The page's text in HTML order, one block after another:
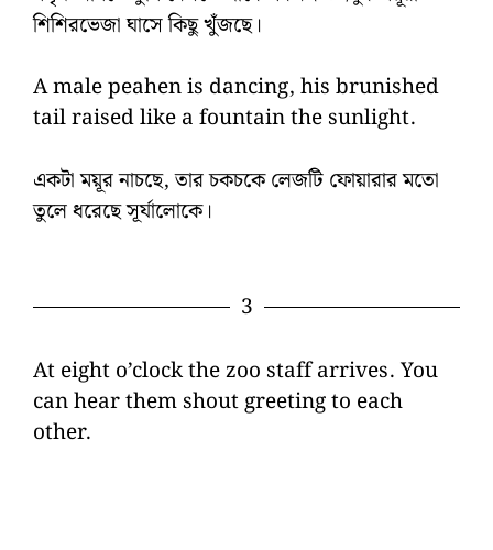
শিশিরভেজা ঘাসে কিছু খুঁজছে।
A male peahen is dancing, his brunished
tail raised like a fountain the sunlight.
একটা ময়ূর নাচছে, তার চকচকে লেজটি ফোয়ারার মতো
তুলে ধরেছে সূর্যালোকে।
3
At eight o’clock the zoo staff arrives. You
can hear them shout greeting to each
other.